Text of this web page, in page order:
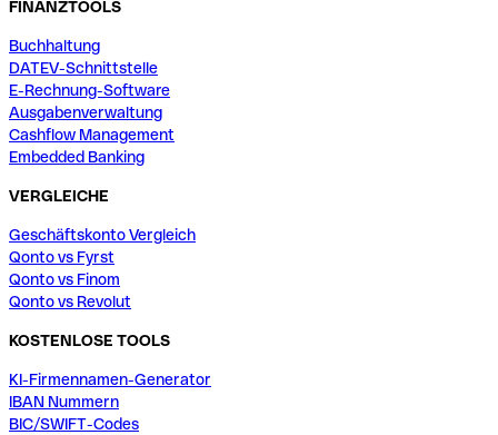
FINANZTOOLS
Buchhaltung
DATEV-Schnittstelle
E-Rechnung-Software
Ausgabenverwaltung
Cashflow Management
Embedded Banking
VERGLEICHE
Geschäftskonto Vergleich
Qonto vs Fyrst
Qonto vs Finom
Qonto vs Revolut
KOSTENLOSE TOOLS
KI-Firmennamen-Generator
IBAN Nummern
BIC/SWIFT-Codes